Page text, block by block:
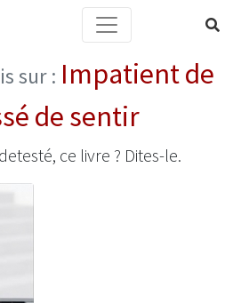
sur : Impatient de
de sentir
ce livre ? Dites-le.